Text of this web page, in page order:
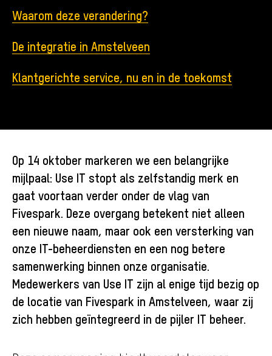
Waarom deze verandering?
De integratie in Amstelveen
Klantgerichte service, nu en in de toekomst
Op 14 oktober markeren we een belangrijke
mijlpaal: Use IT stopt als zelfstandig merk en
gaat voortaan verder onder de vlag van
Fivespark. Deze overgang betekent niet alleen
een nieuwe naam, maar ook een versterking van
onze IT-beheerdiensten en een nog betere
samenwerking binnen onze organisatie.
Medewerkers van Use IT zijn al enige tijd bezig op
de locatie van Fivespark in Amstelveen, waar zij
zich hebben geïntegreerd in de pijler IT beheer.